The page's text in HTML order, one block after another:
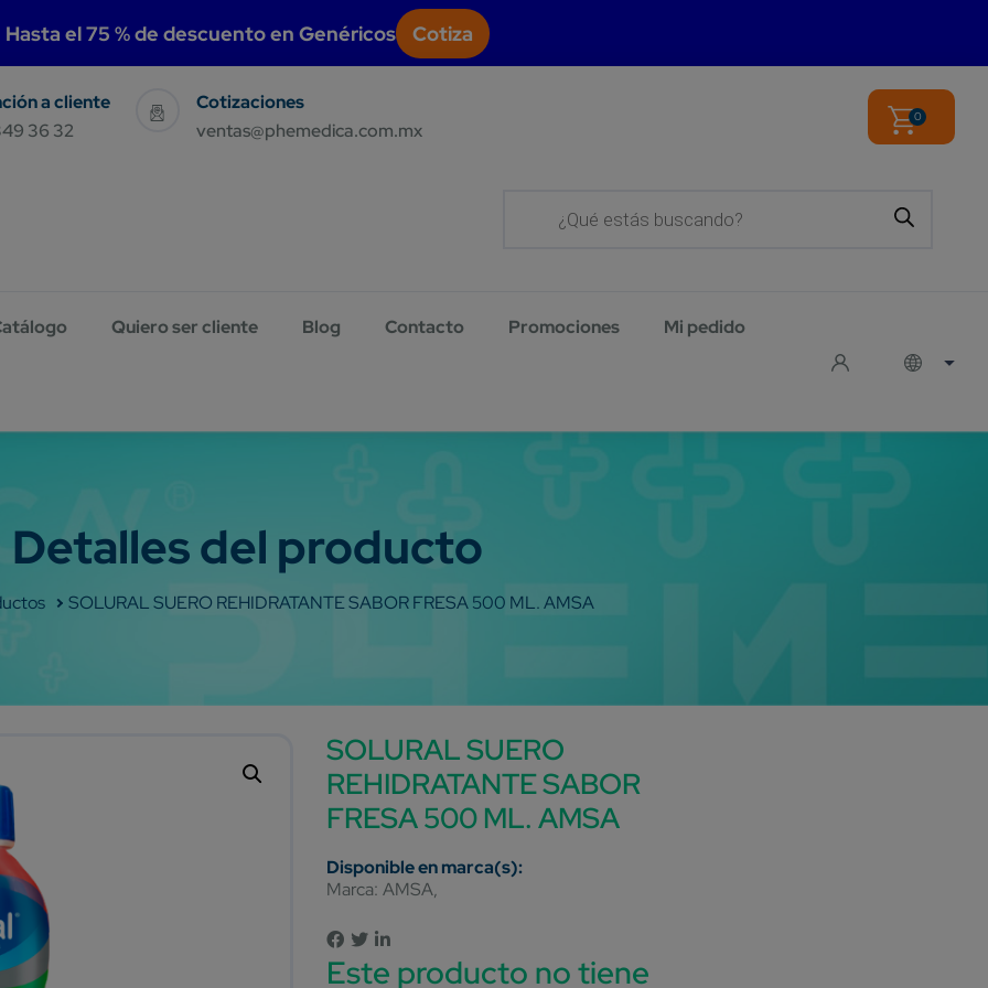
Hasta el 75 % de descuento en Genéricos Cotiza
& Support
36 32
Have Query E-Mail Us
ventas@phemedica.com.mx
0
Quiero ser cliente Blog Contacto Promociones Mi pedido
SOLURAL SUERO REHIDRATANTE SABOR FRESA 500 ML. AMSA
SOLURAL SUERO
REHIDRATANTE SABOR
FRESA 500 ML. AMSA
Marca: AMSA
Este producto no tiene